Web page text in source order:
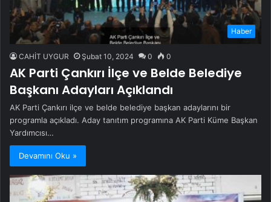
Haber
CAHİT UYGUR Şubat 10, 2024 0 0
AK Parti Çankırı İlçe ve Belde Belediye
Başkanı Adayları Açıklandı
AK Parti Çankırı ilçe ve belde belediye başkan adaylarını bir
programla açıkladı. Aday tanıtım programına AK Parti Küme Başkan
Yardımcısı…
Devamını Oku »